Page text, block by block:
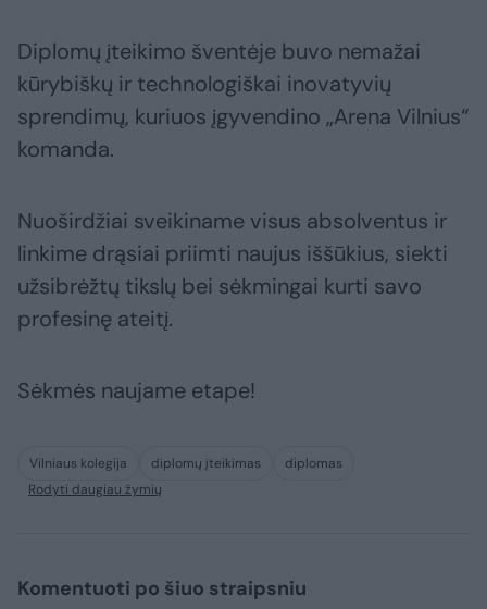
Diplomų įteikimo šventėje buvo nemažai
kūrybiškų ir technologiškai inovatyvių
sprendimų, kuriuos įgyvendino „Arena Vilnius“
komanda.
Nuoširdžiai sveikiname visus absolventus ir
linkime drąsiai priimti naujus iššūkius, siekti
užsibrėžtų tikslų bei sėkmingai kurti savo
profesinę ateitį.
Sėkmės naujame etape!
Vilniaus kolegija diplomų įteikimas
diplomas
Rodyti daugiau žymių
Komentuoti po šiuo straipsniu